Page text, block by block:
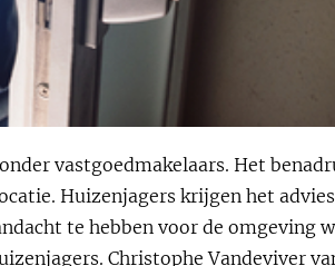
vastgoedmakelaars. Het
Huizenjagers krijgen het
te hebben voor de omgeving
Christophe Vandeviver